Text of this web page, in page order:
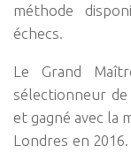
méthode
échecs.
Le Grand
sélectionneur de
et gagné avec la
Londres en